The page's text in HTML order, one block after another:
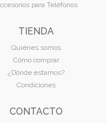
para Teléfonos
TIENDA
Quiénes somos
Cómo comprar
¿Dónde estamos?
Condiciones
CONTACTO